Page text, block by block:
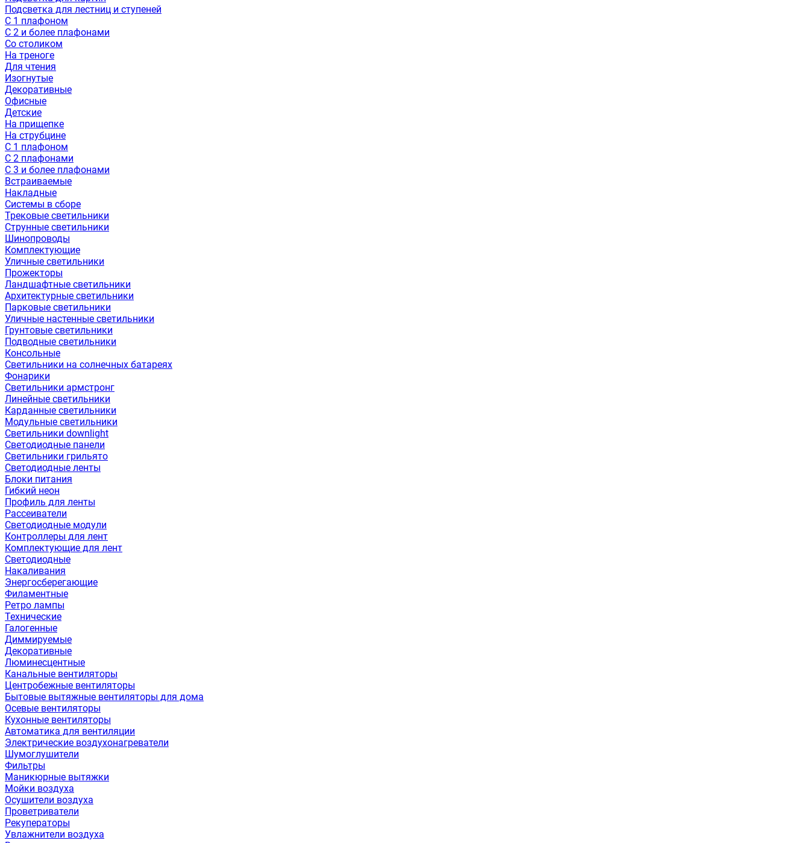
Подсветка для лестниц и ступеней
С 1 плафоном
С 2 и более плафонами
Со столиком
На треноге
Для чтения
Изогнутые
Декоративные
Офисные
Детские
На прищепке
На струбцине
С 1 плафоном
С 2 плафонами
С 3 и более плафонами
Встраиваемые
Накладные
Системы в сборе
Трековые светильники
Струнные светильники
Шинопроводы
Комплектующие
Уличные светильники
Прожекторы
Ландшафтные светильники
Архитектурные светильники
Парковые светильники
Уличные настенные светильники
Грунтовые светильники
Подводные светильники
Консольные
Светильники на солнечных батареях
Фонарики
Светильники армстронг
Линейные светильники
Карданные светильники
Модульные светильники
Светильники downlight
Светодиодные панели
Светильники грильято
Светодиодные ленты
Блоки питания
Гибкий неон
Профиль для ленты
Рассеиватели
Светодиодные модули
Контроллеры для лент
Комплектующие для лент
Светодиодные
Накаливания
Энергосберегающие
Филаментные
Ретро лампы
Технические
Галогенные
Диммируемые
Декоративные
Люминесцентные
Канальные вентиляторы
Центробежные вентиляторы
Бытовые вытяжные вентиляторы для дома
Осевые вентиляторы
Кухонные вентиляторы
Автоматика для вентиляции
Электрические воздухонагреватели
Шумоглушители
Фильтры
Маникюрные вытяжки
Мойки воздуха
Осушители воздуха
Проветриватели
Рекуператоры
Увлажнители воздуха